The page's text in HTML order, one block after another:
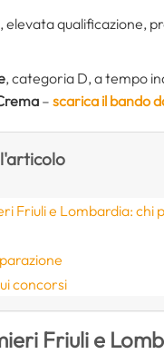
, elevata qualificazione,
, categoria D, a tempo
– scarica il bando
Friuli e Lombardia: chi
concorsi
Friuli e